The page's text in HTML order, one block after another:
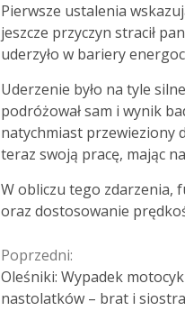
Pierwsze ustalenia
jeszcze przyczyn stracił
uderzyło w bariery
Uderzenie było na tyle
podróżował sam i wynik
natychmiast przewieziony
teraz swoją pracę, mając
W obliczu tego zdarzenia,
oraz dostosowanie
Continue
Reading
Poprzedni:
Oleśniki: Wypadek
nastolatków – brat i